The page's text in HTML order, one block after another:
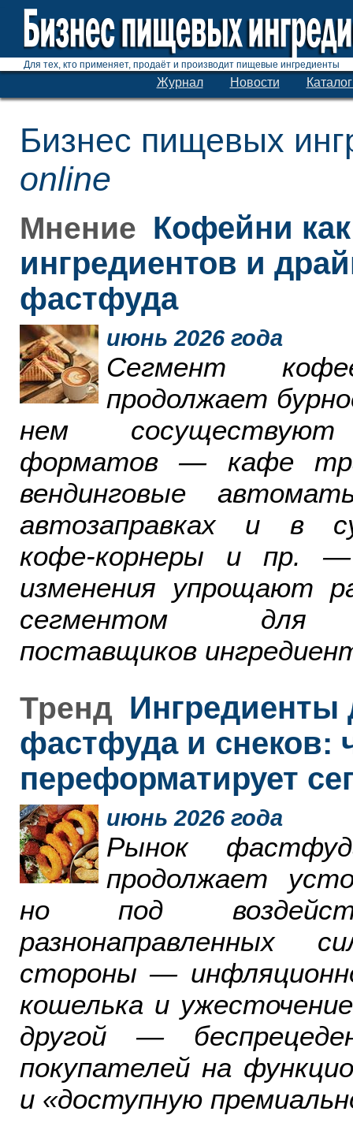
Для тех, кто применяет, продаёт и производит пищевые ингредиенты
Журнал Новости
Бизнес пищевых
online
Мнение Кофейни
ингредиентов и
фастфуда
июнь 2026 года
Сегмент
продолжает
нем
форматов — кафе
вендинговые
автозаправках и в
кофе-корнеры и пр.
изменения упрощают
сегментом для
поставщиков
Тренд Ингредиенты
фастфуда и снеков:
переформатирует
июнь 2026 года
Рынок
продолжает
но под
разнонаправленных
стороны —
кошелька и
другой —
покупателей на
и «доступную